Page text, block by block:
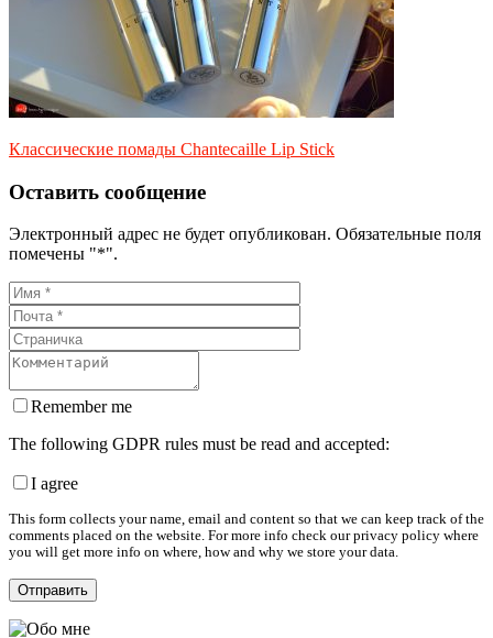
Классические помады Chantecaille Lip Stick
Оставить сообщение
Электронный адрес не будет опубликован. Обязательные поля
помечены "*".
Remember me
The following GDPR rules must be read and accepted:
I agree
This form collects your name, email and content so that we can keep track of the
comments placed on the website. For more info check our privacy policy where
you will get more info on where, how and why we store your data.